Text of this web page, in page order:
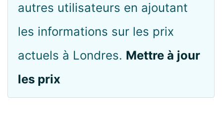
autres utilisateurs en ajoutant
les informations sur les prix
actuels à Londres. Mettre à jour
les prix